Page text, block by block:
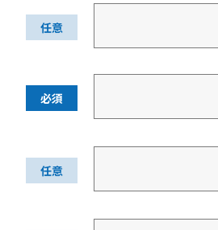
任意
必須
任意